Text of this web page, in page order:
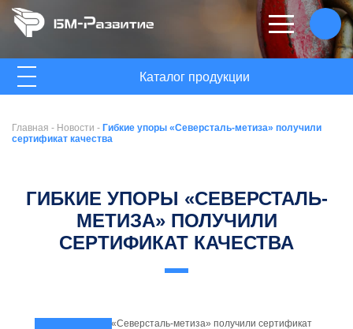
ГЛАВНАЯ
Каталог продукции
Главная - Новости - Гибкие упоры «Северсталь-метиза» получили
сертификат качества
ГИБКИЕ УПОРЫ «СЕВЕРСТАЛЬ-
МЕТИЗА» ПОЛУЧИЛИ
СЕРТИФИКАТ КАЧЕСТВА